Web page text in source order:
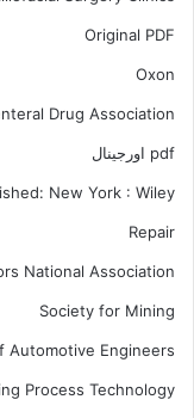
Original PDF
Oxon
Drug Association
pdf اورجینال
New York : Wiley
Repair
National Association
Society for Mining
Automotive Engineers
Process Technology